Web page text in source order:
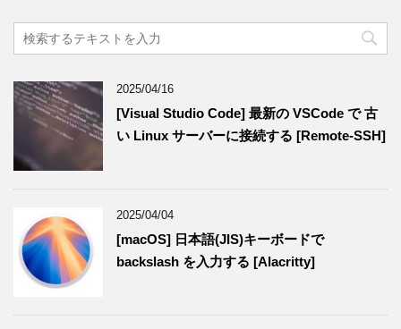
2025/04/16
[Visual Studio Code] 最新の VSCode で 古
い Linux サーバーに接続する [Remote-SSH]
2025/04/04
[macOS] 日本語(JIS)キーボードで
backslash を入力する [Alacritty]